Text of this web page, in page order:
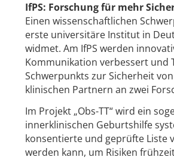
IfPS: Forschung für mehr
Einen wissenschaftlichen
erste universitäre Institut in
widmet. Am IfPS werden
Kommunikation verbessert und
Schwerpunkts zur Sicherheit
klinischen Partnern an zwei
Im Projekt „Obs-TT“ wird ein
innerklinischen Geburtshilfe
konsentierte und geprüfte Liste
werden kann, um Risiken